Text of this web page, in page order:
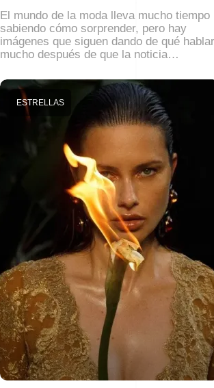
El mundo de la moda lleva mucho tiempo
sabiendo cómo sorprender, pero hay
imágenes que siguen dando de qué hablar
mucho después de que la noticia…
ESTRELLAS